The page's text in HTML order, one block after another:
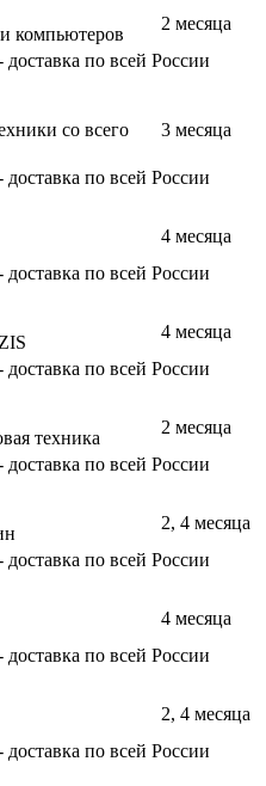
компьютеров
2 месяца
по всей России
со всего
3 месяца
по всей России
4 месяца
по всей России
4 месяца
по всей России
техника
2 месяца
по всей России
2, 4 месяца
по всей России
4 месяца
по всей России
2, 4 месяца
по всей России